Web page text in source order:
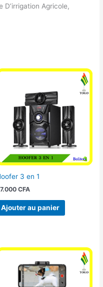
D’irrigation Agricole,
3 en 1
CFA
Ajouter au panier